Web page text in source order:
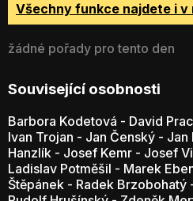
Všechny funkce najdete i v
žádné pořady pro tento den
Související osobnosti
Barbora Kodetová - David
Ivan Trojan - Jan Čenský - Jan
Hanzlík - Josef Kemr - Josef
Ladislav Potměšil - Marek
Štěpánek - Radek Brzobohatý